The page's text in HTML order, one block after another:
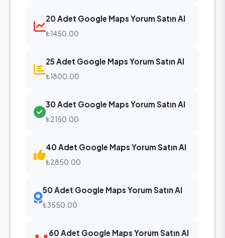
20 Adet Google Maps Yorum Satın Al
₺1450.00
25 Adet Google Maps Yorum Satın Al
₺1800.00
30 Adet Google Maps Yorum Satın Al
₺2150.00
40 Adet Google Maps Yorum Satın Al
₺2850.00
50 Adet Google Maps Yorum Satın Al
₺3550.00
60 Adet Google Maps Yorum Satın Al